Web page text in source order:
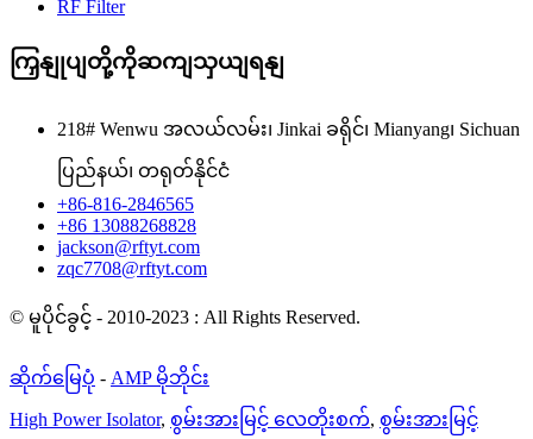
RF Filter
ကြှနျုပျတို့ကိုဆကျသှယျရနျ
218# Wenwu အလယ်လမ်း၊ Jinkai ခရိုင်၊ Mianyang၊ Sichuan
ပြည်နယ်၊ တရုတ်နိုင်ငံ
+86-816-2846565
+86 13088268828
jackson@rftyt.com
zqc7708@rftyt.com
© မူပိုင်ခွင့် - 2010-2023 : All Rights Reserved.
ဆိုက်မြေပုံ - AMP မိုဘိုင်း
High Power Isolator, စွမ်းအားမြင့် လေတိုးစက်, စွမ်းအားမြင့်